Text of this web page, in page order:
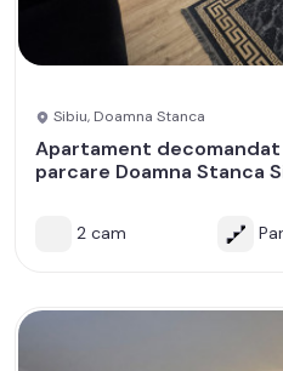
Sibiu, Doamna Stanca
Apartament decomandat
parcare Doamna Stanca
2 cam